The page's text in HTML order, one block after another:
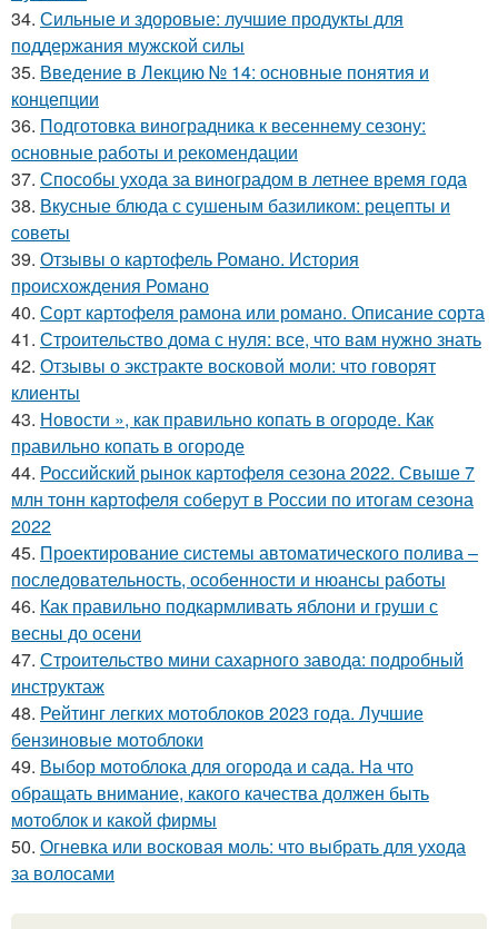
34. Сильные и здоровые: лучшие продукты для
поддержания мужской силы
35. Введение в Лекцию № 14: основные понятия и
концепции
36. Подготовка виноградника к весеннему сезону:
основные работы и рекомендации
37. Способы ухода за виноградом в летнее время года
38. Вкусные блюда с сушеным базиликом: рецепты и
советы
39. Отзывы о картофель Романо. История
происхождения Романо
40. Сорт картофеля рамона или романо. Описание сорта
41. Строительство дома с нуля: все, что вам нужно знать
42. Отзывы о экстракте восковой моли: что говорят
клиенты
43. Новости », как правильно копать в огороде. Как
правильно копать в огороде
44. Российский рынок картофеля сезона 2022. Свыше 7
млн тонн картофеля соберут в России по итогам сезона
2022
45. Проектирование системы автоматического полива –
последовательность, особенности и нюансы работы
46. Как правильно подкармливать яблони и груши с
весны до осени
47. Строительство мини сахарного завода: подробный
инструктаж
48. Рейтинг легких мотоблоков 2023 года. Лучшие
бензиновые мотоблоки
49. Выбор мотоблока для огорода и сада. На что
обращать внимание, какого качества должен быть
мотоблок и какой фирмы
50. Огневка или восковая моль: что выбрать для ухода
за волосами